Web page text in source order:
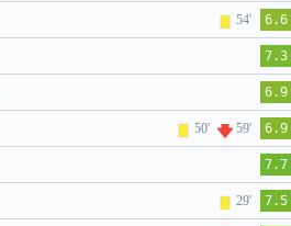
54' 6.6
7.3
6.9
50' 59' 6.9
7.7
29' 7.5